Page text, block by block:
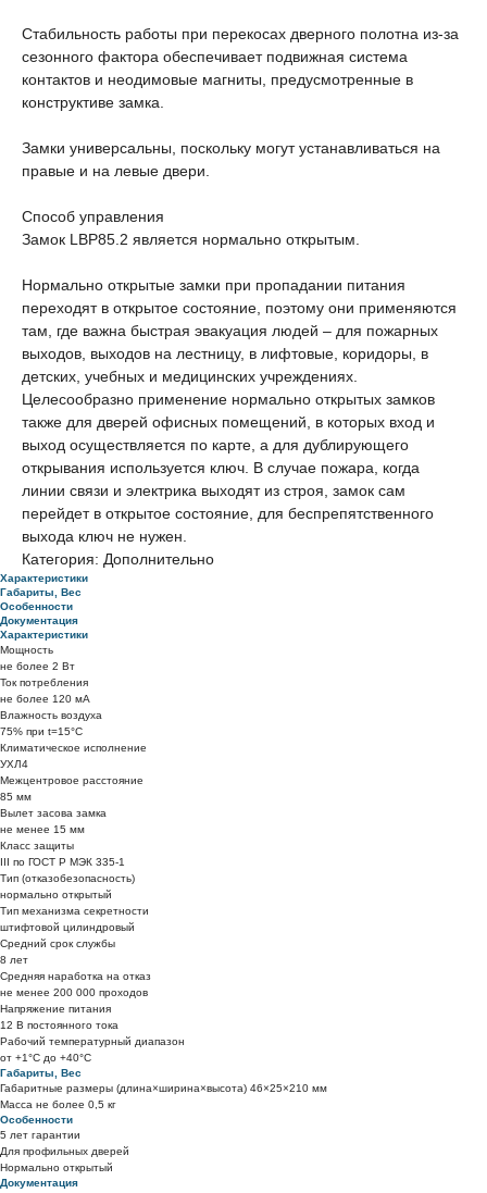
Стабильность работы при перекосах дверного полотна из-за
сезонного фактора обеспечивает подвижная система
контактов и неодимовые магниты, предусмотренные в
конструктиве замка.
Замки универсальны, поскольку могут устанавливаться на
правые и на левые двери.
Способ управления
Замок LBP85.2 является нормально открытым.
Нормально открытые замки при пропадании питания
переходят в открытое состояние, поэтому они применяются
там, где важна быстрая эвакуация людей – для пожарных
выходов, выходов на лестницу, в лифтовые, коридоры, в
детских, учебных и медицинских учреждениях.
Целесообразно применение нормально открытых замков
также для дверей офисных помещений, в которых вход и
выход осуществляется по карте, а для дублирующего
открывания используется ключ. В случае пожара, когда
линии связи и электрика выходят из строя, замок сам
перейдет в открытое состояние, для беспрепятственного
выхода ключ не нужен.
Категория: Дополнительно
Характеристики
Габариты, Вес
Особенности
Документация
Характеристики
Мощность
не более 2 Вт
Ток потребления
не более 120 мА
Влажность воздуха
75% при t=15°C
Климатическое исполнение
УХЛ4
Межцентровое расстояние
85 мм
Вылет засова замка
не менее 15 мм
Класс защиты
ІІІ по ГОСТ Р МЭК 335-1
Тип (отказобезопасность)
нормально открытый
Тип механизма секретности
штифтовой цилиндровый
Средний срок службы
8 лет
Средняя наработка на отказ
не менее 200 000 проходов
Напряжение питания
12 В постоянного тока
Рабочий температурный диапазон
от +1°C до +40°C
Габариты, Вес
Габаритные размеры (длина×ширина×высота) 46×25×210 мм
Масса не более 0,5 кг
Особенности
5 лет гарантии
Для профильных дверей
Нормально открытый
Документация